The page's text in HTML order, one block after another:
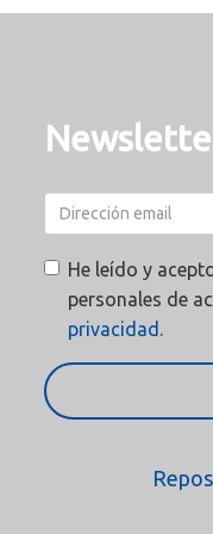
He leído y
personales de
privacidad.